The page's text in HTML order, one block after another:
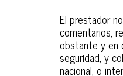
El prestador
comentarios,
obstante y en
seguridad, y
nacional, o